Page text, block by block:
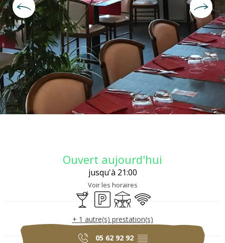
Ouvert aujourd'hui
jusqu'à 21:00
Voir les horaires
Bar / Buvette
ParkingTerrasse
WiFi
+ 1 autre(s) prestation(s)
05 62 92 92 ▒▒